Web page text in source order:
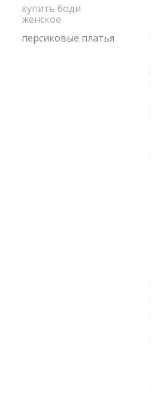
персиковый
купить боди
женское
персиковые платья